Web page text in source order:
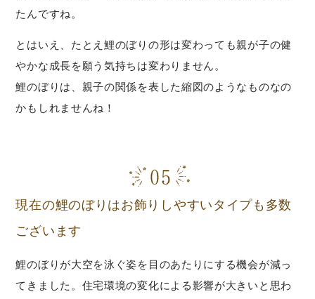
たんですね。
とはいえ、たとえ鯉のぼりの形は変わっても親が子の健
やかな成長を願う気持ちは変わりません。
鯉のぼりは、親子の関係を表した縮図のようなものなの
かもしれませんね！
現在の鯉のぼりはお飾りしやすいタイプも多数
ございます
鯉のぼりが大空を泳ぐ姿を目のあたりにする機会が減っ
てきました。住宅環境の変化による影響が大きいと思わ